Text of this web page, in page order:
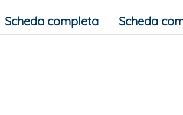
Scheda completa Scheda